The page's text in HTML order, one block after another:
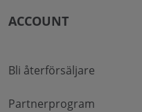
ACCOUNT
Bli återförsäljare
Partnerprogram